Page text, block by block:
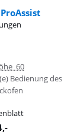
60
Bedienung des
,-